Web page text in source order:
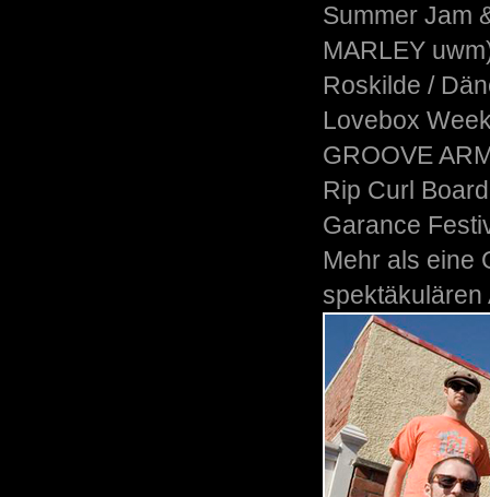
Summer Jam
MARLEY
Roskilde /
Lovebox
GROOVE
Rip Curl
Garance
Mehr als eine
spektäkulären